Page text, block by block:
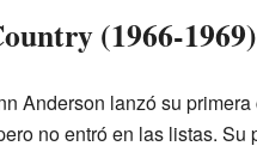
(1966-1969)
Anderson lanzó su
no entró en las listas.